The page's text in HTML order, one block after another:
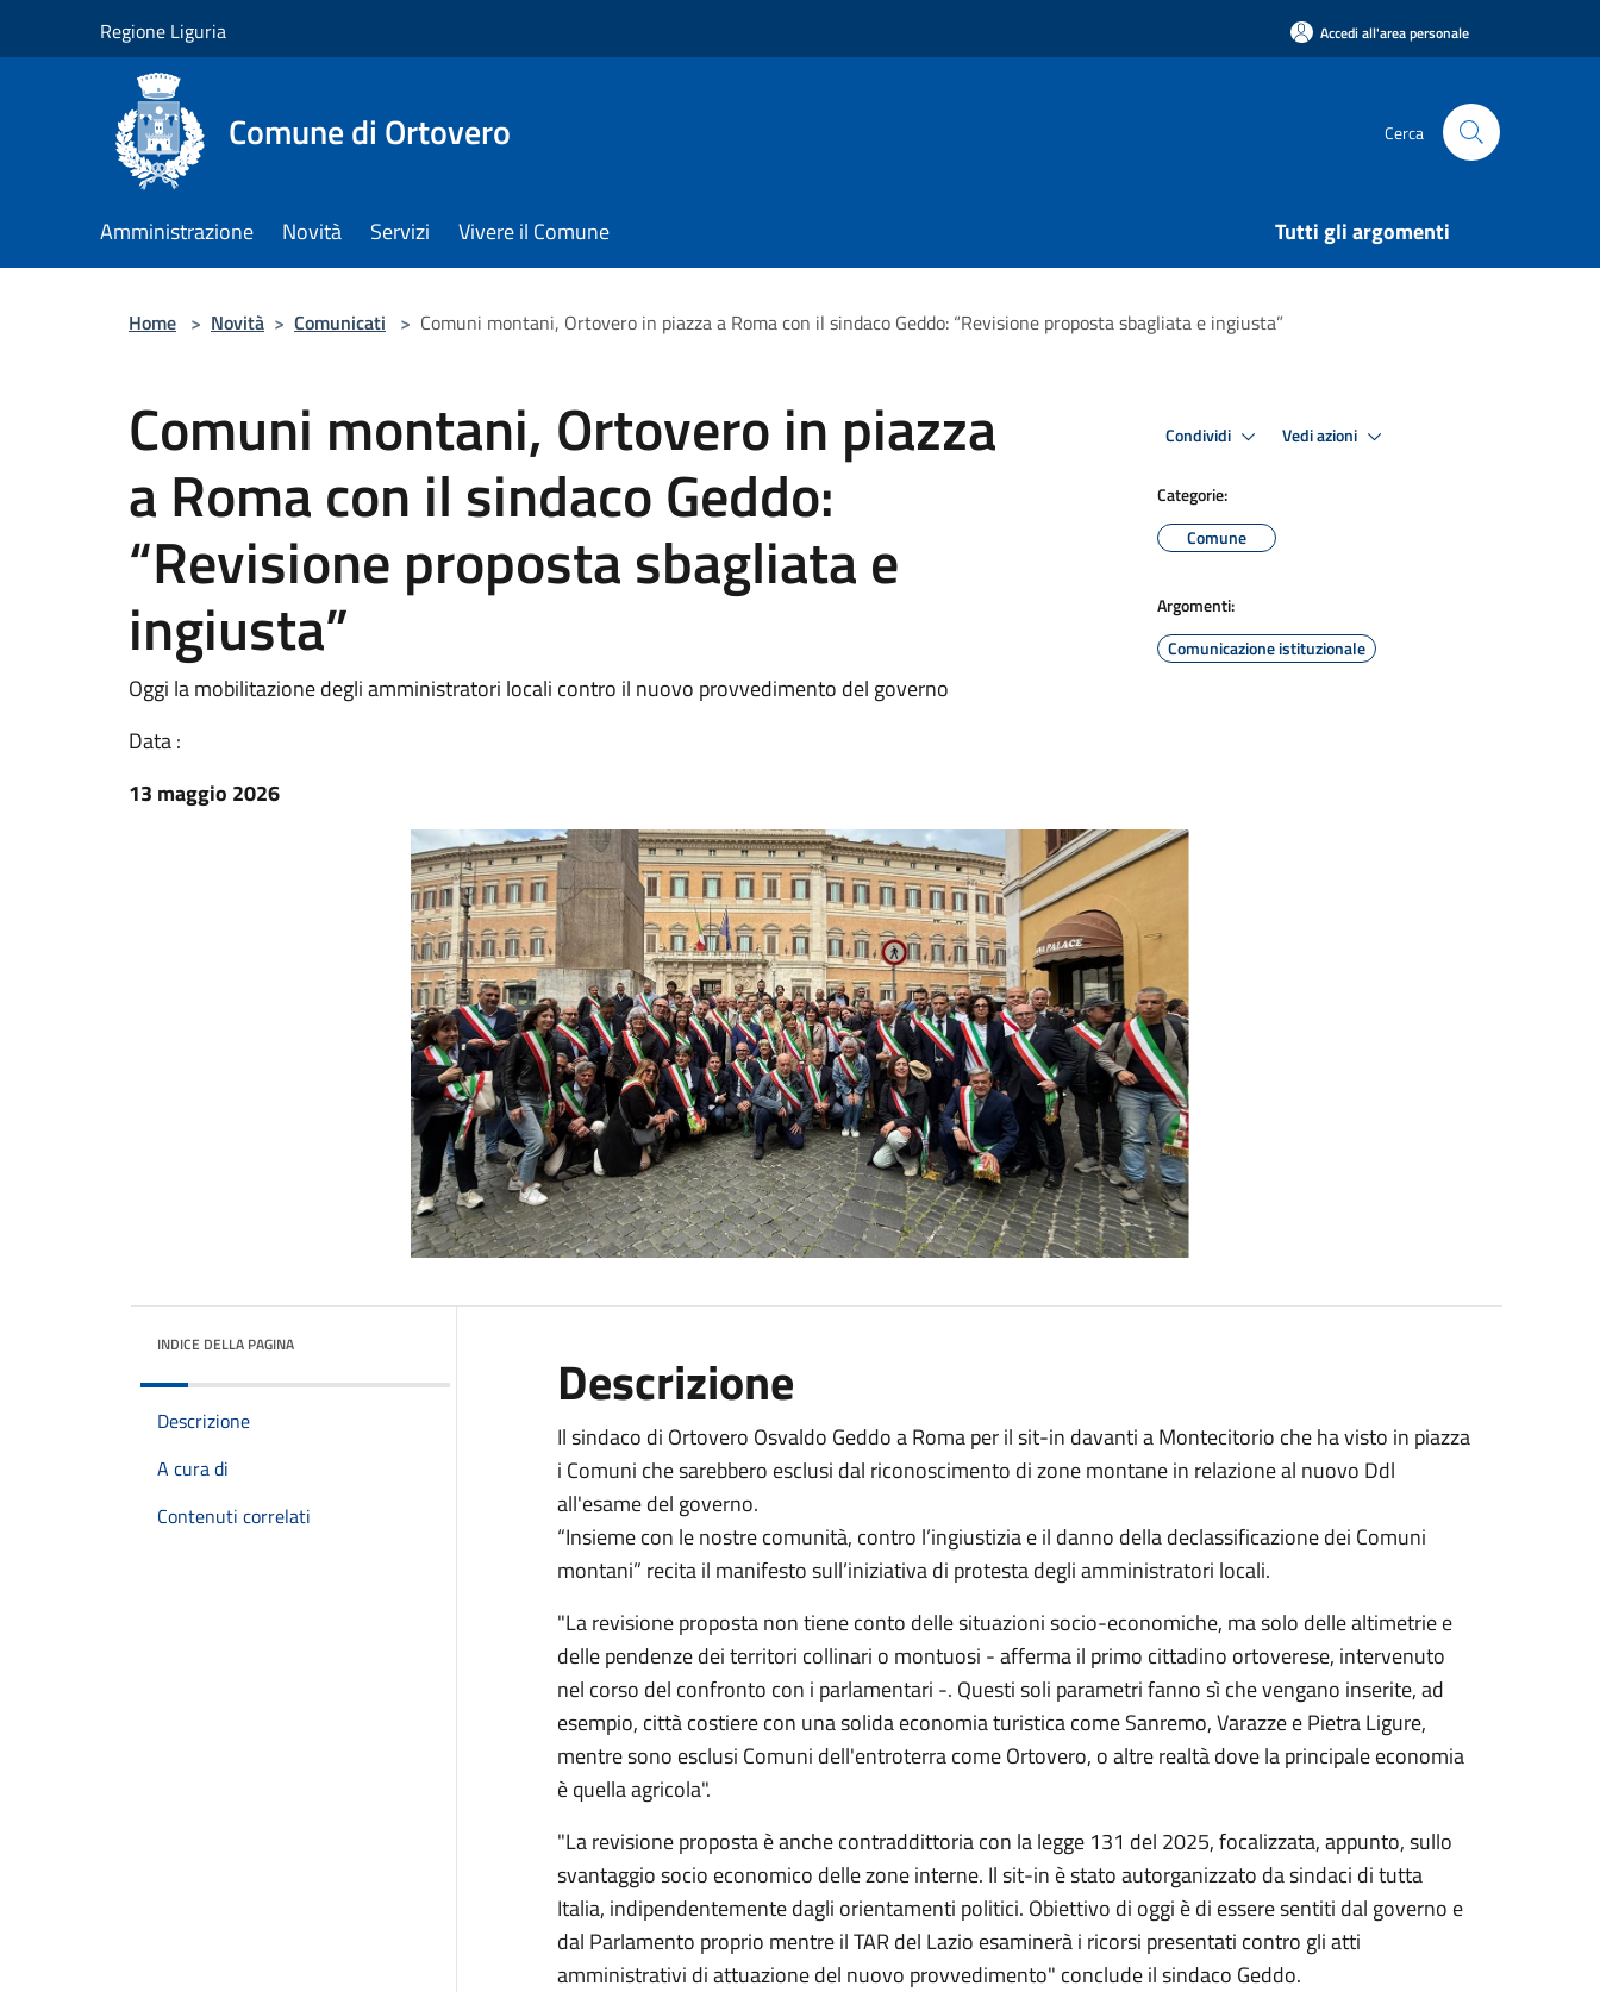
Regione Liguria Accedi all'area personale
Comune di Ortovero Cerca
Amministrazione Novità Servizi Vivere il Comune Tutti gli argomenti
Home > Novità > Comunicati > Comuni montani, Ortovero in piazza a Roma con il sindaco Geddo: “Revisione proposta sbagliata e ingiusta”
Comuni montani, Ortovero in piazza
a Roma con il sindaco Geddo:
“Revisione proposta sbagliata e
ingiusta”
Oggi la mobilitazione degli amministratori locali contro il nuovo provvedimento del governo
Data :
13 maggio 2026
Condividi Vedi azioni
Categorie:
Comune
Argomenti:
Comunicazione istituzionale
INDICE DELLA PAGINA
Descrizione
A cura di
Contenuti correlati
Descrizione
Il sindaco di Ortovero Osvaldo Geddo a Roma per il sit-in davanti a Montecitorio che ha visto in piazza
i Comuni che sarebbero esclusi dal riconoscimento di zone montane in relazione al nuovo Ddl
all'esame del governo.
“Insieme con le nostre comunità, contro l’ingiustizia e il danno della declassificazione dei Comuni
montani” recita il manifesto sull’iniziativa di protesta degli amministratori locali.
"La revisione proposta non tiene conto delle situazioni socio-economiche, ma solo delle altimetrie e
delle pendenze dei territori collinari o montuosi - afferma il primo cittadino ortoverese, intervenuto
nel corso del confronto con i parlamentari -. Questi soli parametri fanno sì che vengano inserite, ad
esempio, città costiere con una solida economia turistica come Sanremo, Varazze e Pietra Ligure,
mentre sono esclusi Comuni dell'entroterra come Ortovero, o altre realtà dove la principale economia
è quella agricola".
"La revisione proposta è anche contraddittoria con la legge 131 del 2025, focalizzata, appunto, sullo
svantaggio socio economico delle zone interne. Il sit-in è stato autorganizzato da sindaci di tutta
Italia, indipendentemente dagli orientamenti politici. Obiettivo di oggi è di essere sentiti dal governo e
dal Parlamento proprio mentre il TAR del Lazio esaminerà i ricorsi presentati contro gli atti
amministrativi di attuazione del nuovo provvedimento" conclude il sindaco Geddo.